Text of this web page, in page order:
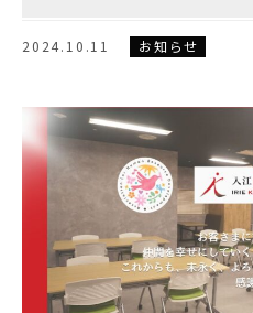
2024.10.11 お知らせ